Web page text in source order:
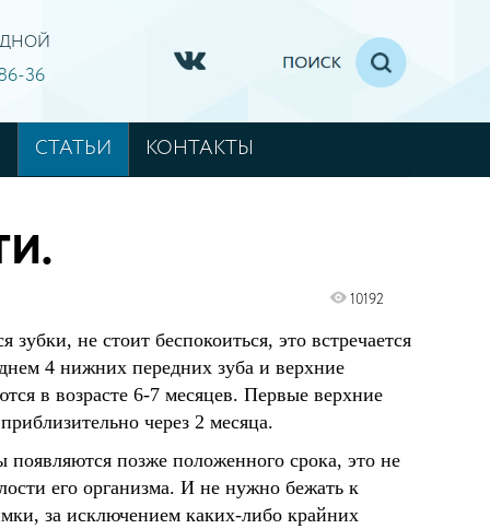
36
СТАТЬИ КОНТАКТЫ
10192
зубки, не стоит беспокоиться, это встречается
4 нижних передних зуба и верхние
в возрасте 6-7 месяцев. Первые верхние
через 2 месяца.
появляются позже положенного срока, это не
его организма. И не нужно бежать к
за исключением каких-либо крайних